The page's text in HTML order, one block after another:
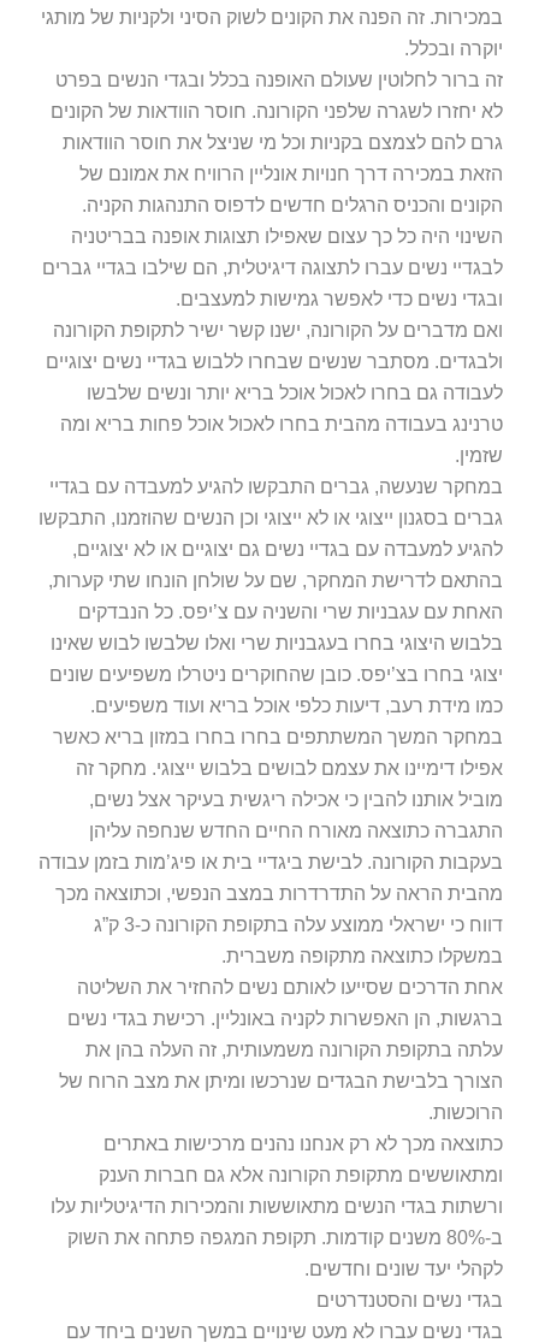
במכירות. זה הפנה את הקונים לשוק הסיני ולקניות של מותגי
יוקרה ובכלל.
זה ברור לחלוטין שעולם האופנה בכלל ובגדי הנשים בפרט
לא יחזרו לשגרה שלפני הקורונה. חוסר הוודאות של הקונים
גרם להם לצמצם בקניות וכל מי שניצל את חוסר הוודאות
הזאת במכירה דרך חנויות אונליין הרוויח את אמונם של
הקונים והכניס הרגלים חדשים לדפוס התנהגות הקניה.
השינוי היה כל כך עצום שאפילו תצוגות אופנה בבריטניה
לבגדיי נשים עברו לתצוגה דיגיטלית, הם שילבו בגדיי גברים
ובגדי נשים כדי לאפשר גמישות למעצבים.
ואם מדברים על הקורונה, ישנו קשר ישיר לתקופת הקורונה
ולבגדים. מסתבר שנשים שבחרו ללבוש בגדיי נשים יצוגיים
לעבודה גם בחרו לאכול אוכל בריא יותר ונשים שלבשו
טרנינג בעבודה מהבית בחרו לאכול אוכל פחות בריא ומה
שזמין.
במחקר שנעשה, גברים התבקשו להגיע למעבדה עם בגדיי
גברים בסגנון ייצוגי או לא ייצוגי וכן הנשים שהוזמנו, התבקשו
להגיע למעבדה עם בגדיי נשים גם יצוגיים או לא יצוגיים,
בהתאם לדרישת המחקר, שם על שולחן הונחו שתי קערות,
האחת עם עגבניות שרי והשניה עם צ’יפס. כל הנבדקים
בלבוש היצוגי בחרו בעגבניות שרי ואלו שלבשו לבוש שאינו
יצוגי בחרו בצ’יפס. כובן שהחוקרים ניטרלו משפיעים שונים
כמו מידת רעב, דיעות כלפי אוכל בריא ועוד משפיעים.
במחקר המשך המשתתפים בחרו בחרו במזון בריא כאשר
אפילו דימיינו את עצמם לבושים בלבוש ייצוגי. מחקר זה
מוביל אותנו להבין כי אכילה ריגשית בעיקר אצל נשים,
התגברה כתוצאה מאורח החיים החדש שנחפה עליהן
בעקבות הקורונה. לבישת ביגדיי בית או פיג’מות בזמן עבודה
מהבית הראה על התדרדרות במצב הנפשי, וכתוצאה מכך
דווח כי ישראלי ממוצע עלה בתקופת הקורונה כ-3 ק”ג
במשקלו כתוצאה מתקופה משברית.
אחת הדרכים שסייעו לאותם נשים להחזיר את השליטה
ברגשות, הן האפשרות לקניה באונליין. רכישת בגדי נשים
עלתה בתקופת הקורונה משמעותית, זה העלה בהן את
הצורך בלבישת הבגדים שנרכשו ומיתן את מצב הרוח של
הרוכשות.
כתוצאה מכך לא רק אנחנו נהנים מרכישות באתרים
ומתאוששים מתקופת הקורונה אלא גם חברות הענק
ורשתות בגדי הנשים מתאוששות והמכירות הדיגיטליות עלו
ב-80% משנים קודמות. תקופת המגפה פתחה את השוק
לקהלי יעד שונים וחדשים.
בגדי נשים והסטנדרטים
בגדי נשים עברו לא מעט שינויים במשך השנים ביחד עם